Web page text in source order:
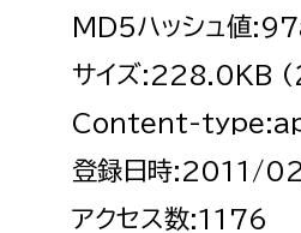
MD5ハッシュ
サイズ
Content-
登録日時:2011/
アクセス数:1176